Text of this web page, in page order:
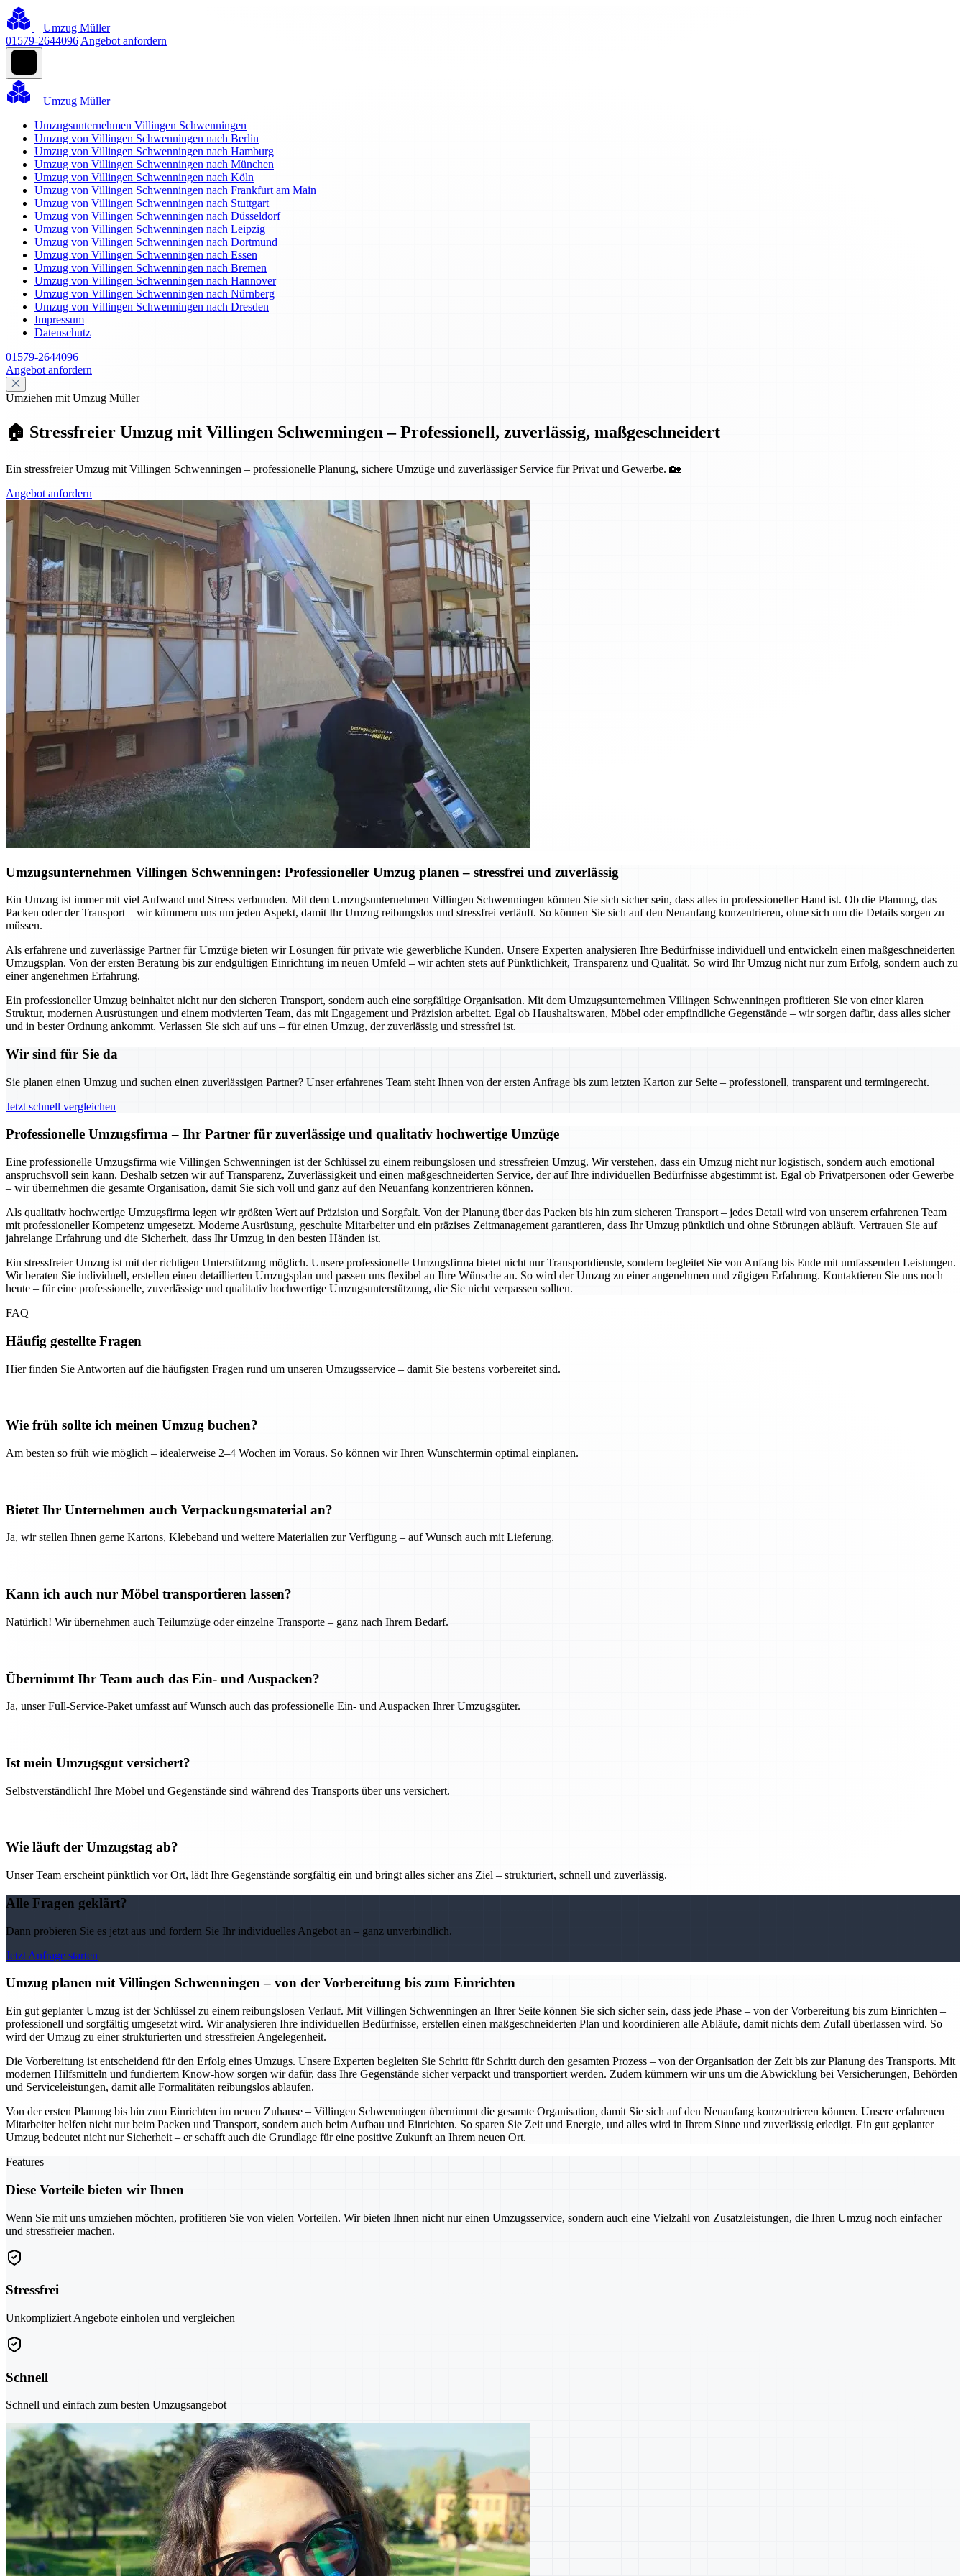
Umzug Müller
01579-2644096 Angebot anfordern
Umzug Müller
Umzugsunternehmen Villingen Schwenningen
Umzug von Villingen Schwenningen nach Berlin
Umzug von Villingen Schwenningen nach Hamburg
Umzug von Villingen Schwenningen nach München
Umzug von Villingen Schwenningen nach Köln
Umzug von Villingen Schwenningen nach Frankfurt am Main
Umzug von Villingen Schwenningen nach Stuttgart
Umzug von Villingen Schwenningen nach Düsseldorf
Umzug von Villingen Schwenningen nach Leipzig
Umzug von Villingen Schwenningen nach Dortmund
Umzug von Villingen Schwenningen nach Essen
Umzug von Villingen Schwenningen nach Bremen
Umzug von Villingen Schwenningen nach Hannover
Umzug von Villingen Schwenningen nach Nürnberg
Umzug von Villingen Schwenningen nach Dresden
Impressum
Datenschutz
01579-2644096
Angebot anfordern
Umziehen mit Umzug Müller
🏠 Stressfreier Umzug mit Villingen Schwenningen – Professionell, zuverlässig, maßgeschneidert
Ein stressfreier Umzug mit Villingen Schwenningen – professionelle Planung, sichere Umzüge und zuverlässiger Service für Privat und Gewerbe. 🏡
Angebot anfordern
Umzugsunternehmen Villingen Schwenningen: Professioneller Umzug planen – stressfrei und zuverlässig
Ein Umzug ist immer mit viel Aufwand und Stress verbunden. Mit dem Umzugsunternehmen Villingen Schwenningen können Sie sich sicher sein, dass alles in professioneller Hand ist. Ob die Planung, das
Packen oder der Transport – wir kümmern uns um jeden Aspekt, damit Ihr Umzug reibungslos und stressfrei verläuft. So können Sie sich auf den Neuanfang konzentrieren, ohne sich um die Details sorgen zu
müssen.
Als erfahrene und zuverlässige Partner für Umzüge bieten wir Lösungen für private wie gewerbliche Kunden. Unsere Experten analysieren Ihre Bedürfnisse individuell und entwickeln einen maßgeschneiderten
Umzugsplan. Von der ersten Beratung bis zur endgültigen Einrichtung im neuen Umfeld – wir achten stets auf Pünktlichkeit, Transparenz und Qualität. So wird Ihr Umzug nicht nur zum Erfolg, sondern auch zu
einer angenehmen Erfahrung.
Ein professioneller Umzug beinhaltet nicht nur den sicheren Transport, sondern auch eine sorgfältige Organisation. Mit dem Umzugsunternehmen Villingen Schwenningen profitieren Sie von einer klaren
Struktur, modernen Ausrüstungen und einem motivierten Team, das mit Engagement und Präzision arbeitet. Egal ob Haushaltswaren, Möbel oder empfindliche Gegenstände – wir sorgen dafür, dass alles sicher
und in bester Ordnung ankommt. Verlassen Sie sich auf uns – für einen Umzug, der zuverlässig und stressfrei ist.
Wir sind für Sie da
Sie planen einen Umzug und suchen einen zuverlässigen Partner? Unser erfahrenes Team steht Ihnen von der ersten Anfrage bis zum letzten Karton zur Seite – professionell, transparent und termingerecht.
Jetzt schnell vergleichen
Professionelle Umzugsfirma – Ihr Partner für zuverlässige und qualitativ hochwertige Umzüge
Eine professionelle Umzugsfirma wie Villingen Schwenningen ist der Schlüssel zu einem reibungslosen und stressfreien Umzug. Wir verstehen, dass ein Umzug nicht nur logistisch, sondern auch emotional
anspruchsvoll sein kann. Deshalb setzen wir auf Transparenz, Zuverlässigkeit und einen maßgeschneiderten Service, der auf Ihre individuellen Bedürfnisse abgestimmt ist. Egal ob Privatpersonen oder Gewerbe
– wir übernehmen die gesamte Organisation, damit Sie sich voll und ganz auf den Neuanfang konzentrieren können.
Als qualitativ hochwertige Umzugsfirma legen wir größten Wert auf Präzision und Sorgfalt. Von der Planung über das Packen bis hin zum sicheren Transport – jedes Detail wird von unserem erfahrenen Team
mit professioneller Kompetenz umgesetzt. Moderne Ausrüstung, geschulte Mitarbeiter und ein präzises Zeitmanagement garantieren, dass Ihr Umzug pünktlich und ohne Störungen abläuft. Vertrauen Sie auf
jahrelange Erfahrung und die Sicherheit, dass Ihr Umzug in den besten Händen ist.
Ein stressfreier Umzug ist mit der richtigen Unterstützung möglich. Unsere professionelle Umzugsfirma bietet nicht nur Transportdienste, sondern begleitet Sie von Anfang bis Ende mit umfassenden Leistungen.
Wir beraten Sie individuell, erstellen einen detaillierten Umzugsplan und passen uns flexibel an Ihre Wünsche an. So wird der Umzug zu einer angenehmen und zügigen Erfahrung. Kontaktieren Sie uns noch
heute – für eine professionelle, zuverlässige und qualitativ hochwertige Umzugsunterstützung, die Sie nicht verpassen sollten.
FAQ
Häufig gestellte Fragen
Hier finden Sie Antworten auf die häufigsten Fragen rund um unseren Umzugsservice – damit Sie bestens vorbereitet sind.
Wie früh sollte ich meinen Umzug buchen?
Am besten so früh wie möglich – idealerweise 2–4 Wochen im Voraus. So können wir Ihren Wunschtermin optimal einplanen.
Bietet Ihr Unternehmen auch Verpackungsmaterial an?
Ja, wir stellen Ihnen gerne Kartons, Klebeband und weitere Materialien zur Verfügung – auf Wunsch auch mit Lieferung.
Kann ich auch nur Möbel transportieren lassen?
Natürlich! Wir übernehmen auch Teilumzüge oder einzelne Transporte – ganz nach Ihrem Bedarf.
Übernimmt Ihr Team auch das Ein- und Auspacken?
Ja, unser Full-Service-Paket umfasst auf Wunsch auch das professionelle Ein- und Auspacken Ihrer Umzugsgüter.
Ist mein Umzugsgut versichert?
Selbstverständlich! Ihre Möbel und Gegenstände sind während des Transports über uns versichert.
Wie läuft der Umzugstag ab?
Unser Team erscheint pünktlich vor Ort, lädt Ihre Gegenstände sorgfältig ein und bringt alles sicher ans Ziel – strukturiert, schnell und zuverlässig.
Alle Fragen geklärt?
Dann probieren Sie es jetzt aus und fordern Sie Ihr individuelles Angebot an – ganz unverbindlich.
Jetzt Anfrage starten
Umzug planen mit Villingen Schwenningen – von der Vorbereitung bis zum Einrichten
Ein gut geplanter Umzug ist der Schlüssel zu einem reibungslosen Verlauf. Mit Villingen Schwenningen an Ihrer Seite können Sie sich sicher sein, dass jede Phase – von der Vorbereitung bis zum Einrichten –
professionell und sorgfältig umgesetzt wird. Wir analysieren Ihre individuellen Bedürfnisse, erstellen einen maßgeschneiderten Plan und koordinieren alle Abläufe, damit nichts dem Zufall überlassen wird. So
wird der Umzug zu einer strukturierten und stressfreien Angelegenheit.
Die Vorbereitung ist entscheidend für den Erfolg eines Umzugs. Unsere Experten begleiten Sie Schritt für Schritt durch den gesamten Prozess – von der Organisation der Zeit bis zur Planung des Transports. Mit
modernen Hilfsmitteln und fundiertem Know-how sorgen wir dafür, dass Ihre Gegenstände sicher verpackt und transportiert werden. Zudem kümmern wir uns um die Abwicklung bei Versicherungen, Behörden
und Serviceleistungen, damit alle Formalitäten reibungslos ablaufen.
Von der ersten Planung bis hin zum Einrichten im neuen Zuhause – Villingen Schwenningen übernimmt die gesamte Organisation, damit Sie sich auf den Neuanfang konzentrieren können. Unsere erfahrenen
Mitarbeiter helfen nicht nur beim Packen und Transport, sondern auch beim Aufbau und Einrichten. So sparen Sie Zeit und Energie, und alles wird in Ihrem Sinne und zuverlässig erledigt. Ein gut geplanter
Umzug bedeutet nicht nur Sicherheit – er schafft auch die Grundlage für eine positive Zukunft an Ihrem neuen Ort.
Features
Diese Vorteile bieten wir Ihnen
Wenn Sie mit uns umziehen möchten, profitieren Sie von vielen Vorteilen. Wir bieten Ihnen nicht nur einen Umzugsservice, sondern auch eine Vielzahl von Zusatzleistungen, die Ihren Umzug noch einfacher
und stressfreier machen.
Stressfrei
Unkompliziert Angebote einholen und vergleichen
Schnell
Schnell und einfach zum besten Umzugsangebot